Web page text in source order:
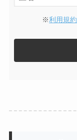
※利用規約